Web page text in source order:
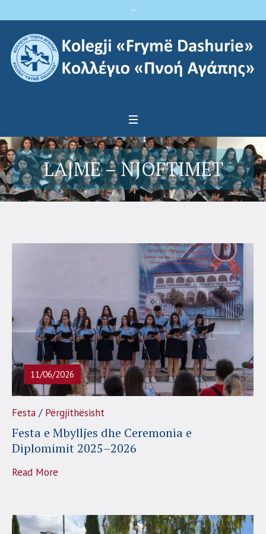
LAJME – NJOFTIMET
11/06/2026
Festa/ Përgjithësisht
Festa e Mbylljes dhe Ceremonia e
Diplomimit 2025–2026
Read More